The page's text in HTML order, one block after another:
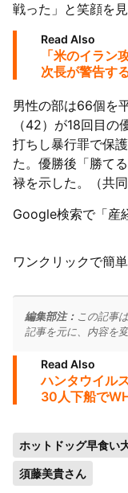
戦った」と笑顔を見
Read Also
「米のイラン
次長が警告す
男性の部は66個を
（42）が18回目
打ちし暴行罪で保
た。優勝後「勝て
禄を示した。（共同
Google検索で「産
ワンクリックで簡
編集部注： この記事
記事を元に、内容を
Read Also
ハンタウイル
30人下船で
ホットドッグ早食い
須藤美貴さん